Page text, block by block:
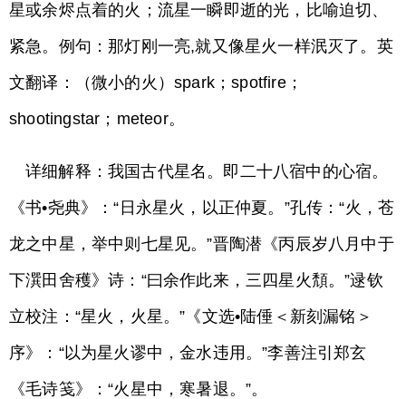
星或余烬点着的火；流星一瞬即逝的光，比喻迫切、
紧急。例句：那灯刚一亮,就又像星火一样泯灭了。英
文翻译：（微小的火）spark；spotfire；
shootingstar；meteor。
详细解释：我国古代星名。即二十八宿中的心宿。
《书•尧典》：“日永星火，以正仲夏。”孔传：“火，苍
龙之中星，举中则七星见。”晋陶潜《丙辰岁八月中于
下潠田舍穫》诗：“曰余作此来，三四星火頽。”逯钦
立校注：“星火，火星。”《文选•陆倕＜新刻漏铭＞
序》：“以为星火谬中，金水违用。”李善注引郑玄
《毛诗笺》：“火星中，寒暑退。”。